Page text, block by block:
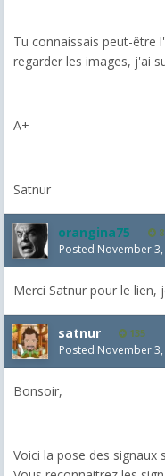
Tu connaissais peut-être
regarder les images, j'ai
A+
Satnur
orangina75
Posted November 3,
Merci Satnur pour le lien,
satnur 135
Posted November 3,
Bonsoir,
Voici la pose des signaux